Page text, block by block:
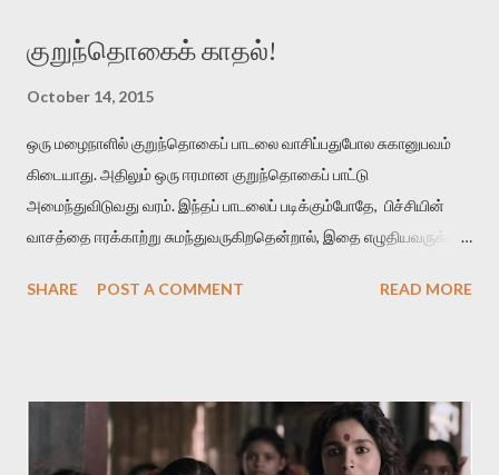
குறுந்தொகைக் காதல்!
October 14, 2015
ஒரு மழைநாளில் குறுந்தொகைப் பாடலை வாசிப்பதுபோல சுகானுபவம்
கிடையாது. அதிலும் ஒரு ஈரமான குறுந்தொகைப் பாட்டு
அமைந்துவிடுவது வரம். இந்தப் பாடலைப் படிக்கும்போதே, பிச்சியின்
வாசத்தை ஈரக்காற்று சுமந்துவருகிறதென்றால், இதை எழுதியவருக்கும்
கொழுமுகை இரும்பனம் பசுங்குடைப் பலவுடன் பொதிந்து பெரும்பெயல்
அதை ஒரு அடைமழை பெய்கிற விடியற்காலைல திறந்துவிட்டதுபோல
நன்மணமும் குளிர்ச்சியும் உடைய மேனி கொண்டவள் அவள்.
SHARE POST A COMMENT READ MORE